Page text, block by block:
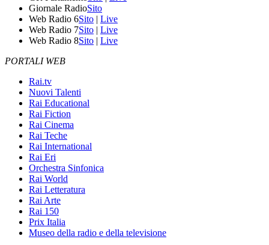
Giornale RadioSito
Web Radio 6Sito | Live
Web Radio 7Sito | Live
Web Radio 8Sito | Live
PORTALI WEB
Rai.tv
Nuovi Talenti
Rai Educational
Rai Fiction
Rai Cinema
Rai Teche
Rai International
Rai Eri
Orchestra Sinfonica
Rai World
Rai Letteratura
Rai Arte
Rai 150
Prix Italia
Museo della radio e della televisione